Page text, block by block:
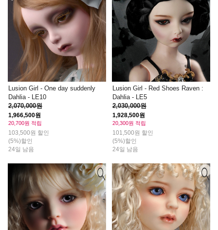
Lusion Girl - One day suddenly
Dahlia - LE10
2,070,000원
1,966,500원
20,700원 적립
103,500원 할인
(5%)할인
24일 남음
Lusion Girl - Red Shoes Raven :
Dahlia - LE5
2,030,000원
1,928,500원
20,300원 적립
101,500원 할인
(5%)할인
24일 남음